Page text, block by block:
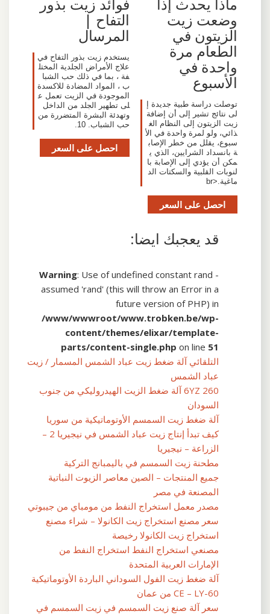
وضعت زيت
الزيتون في
الطعام مرة
واحدة في
الأسبوع
توصلت دراسة طبية جديدة إ
لى نتائج تشير إلى أن إضافة
زيت الزيتون إلى النظام الغ
ذائي، ولو لمرة واحدة في الأ
سبوع، يقلل من خطر الإصاب
ة بانسداد الشرايين، الذي ي
مكن أن يؤدي إلى الإصابة با
لنوبات القلبية والسكتات الد
ماغية.<br
احصل على السعر
التفاح |
المرسال
يستخدم زيت بذور التفاح في
علاج الأمراض الجلدية المختل
فة ، بما في ذلك حب الشبا
ب ، المواد المضادة للاكسدة
الموجودة في الزيت تعمل ع
لى تطهير الجلد من الداخل
وتهدئة البشرة المتضررة من
حب الشباب. 10.
احصل على السعر
قد يعجبك ايضا:
Warning: Use of undefined constant rand -
assumed 'rand' (this will throw an Error in a
future version of PHP) in
/www/wwwroot/www.trobken.be/wp-
content/themes/elixar/template-
parts/content-single.php on line 51
التلقائي آلة ضغط زيت عباد الشمس المسمار / زيت
عباد الشمس
6YZ 260 آلة ضغط الزيت الهيدروليكي من جنوب
السودان
آلة ضغط زيت السمسم الأوتوماتيكية من سوريا
كيف تبدأ إنتاج زيت عباد الشمس في نيجيريا 2 –
الزراعة – نيجيريا
مطحنة زيت السمسم في باليمبانج التركية
جميع المنتجات – الصين معاصر الزيوت النباتية
المصنعة في مصر
مصدر معمل استخراج النفط من مومباي من جيبوتي
سعر مصنع استخراج زيت الكانولا – شراء مصنع
استخراج زيت الكانولا رخيصة
مصنعي استخراج النفط استخراج النفط من
الإمارات العربية المتحدة
آلة ضغط زيت الفول السوداني الباردة الأوتوماتيكية
CE – LY-60 من عمان
سعر آلة صنع زيت السمسم في زيت السمسم في